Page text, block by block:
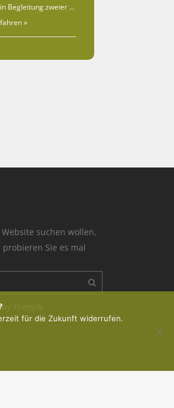
Begleitung zweier …
»
suchen wollen,
Sie es mal
Freepik
für die Zukunft widerrufen.